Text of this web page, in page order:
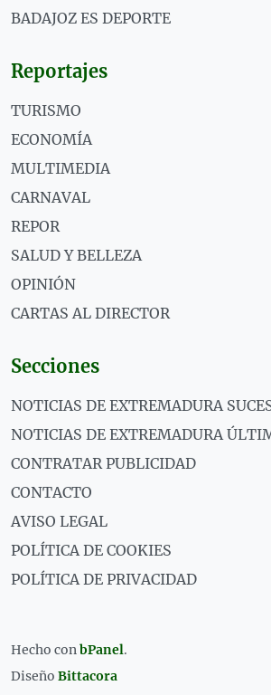
BADAJOZ ES DEPORTE
Reportajes
TURISMO
ECONOMÍA
MULTIMEDIA
CARNAVAL
REPOR
SALUD Y BELLEZA
OPINIÓN
CARTAS AL DIRECTOR
Secciones
NOTICIAS DE EXTREMADURA
NOTICIAS DE EXTREMADURA
CONTRATAR PUBLICIDAD
CONTACTO
AVISO LEGAL
POLÍTICA DE COOKIES
POLÍTICA DE PRIVACIDAD
Hecho conbPanel.
Diseño Bittacora